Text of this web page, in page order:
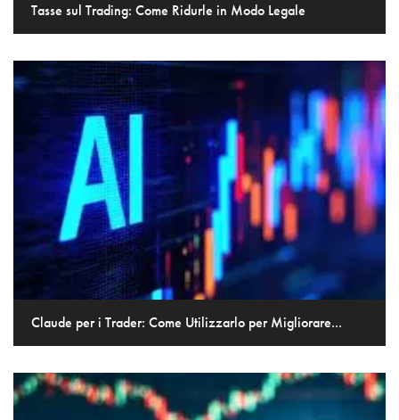
Tasse sul Trading: Come Ridurle in Modo Legale
Claude per i Trader: Come Utilizzarlo per Migliorare...